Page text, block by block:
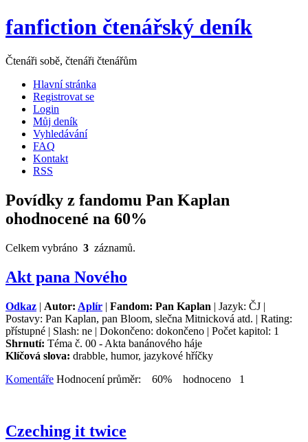
fanfiction čtenářský deník
Čtenáři sobě, čtenáři čtenářům
Hlavní stránka
Registrovat se
Login
Můj deník
Vyhledávání
FAQ
Kontakt
RSS
Povídky z fandomu Pan Kaplan
ohodnocené na 60%
Celkem vybráno 3 záznamů.
Akt pana Nového
Odkaz | Autor: Aplír | Fandom: Pan Kaplan | Jazyk: ČJ |
Postavy: Pan Kaplan, pan Bloom, slečna Mitnicková atd. | Rating:
přístupné | Slash: ne | Dokončeno: dokončeno | Počet kapitol: 1
Shrnutí: Téma č. 00 - Akta banánového háje
Klíčová slova: drabble, humor, jazykové hříčky
Komentáře Hodnocení průměr: 60% hodnoceno 1
Czeching it twice